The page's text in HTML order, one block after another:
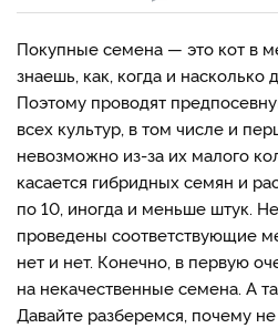
Покупные семена — это кот в
знаешь, как, когда и насколько
Поэтому проводят
всех культур, в том числе и
невозможно из-за их малого
касается гибридных семян и
по 10, иногда и меньше штук.
проведены соответствующие
нет и нет. Конечно, в первую
на некачественные семена. А
Давайте разберемся, почему